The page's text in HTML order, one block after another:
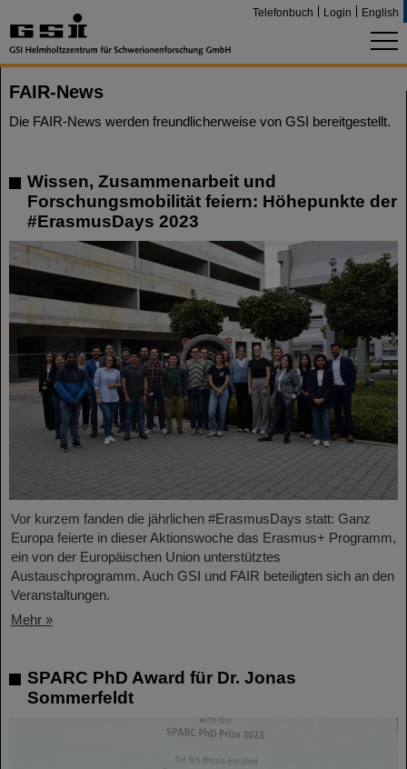
Telefonbuch Login English
FAIR-News
Die FAIR-News werden freundlicherweise von GSI bereitgestellt.
Wissen, Zusammenarbeit und
Forschungsmobilität feiern: Höhepunkte der
#ErasmusDays 2023
Vor kurzem fanden die jährlichen #ErasmusDays statt: Ganz
Europa feierte in dieser Aktionswoche das Erasmus+ Programm,
ein von der Europäischen Union unterstütztes
Austauschprogramm. Auch GSI und FAIR beteiligten sich an den
Veranstaltungen.
Mehr »
SPARC PhD Award für Dr. Jonas
Sommerfeldt